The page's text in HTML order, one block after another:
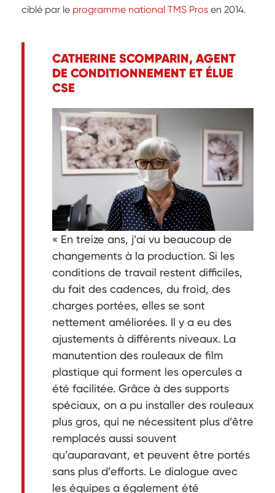
ciblé par le programme national TMS Pros en 2014.
CATHERINE SCOMPARIN, AGENT
DE CONDITIONNEMENT ET ÉLUE
CSE
« En treize ans, j’ai vu beaucoup de
changements à la production. Si les
conditions de travail restent difficiles,
du fait des cadences, du froid, des
charges portées, elles se sont
nettement améliorées. Il y a eu des
ajustements à différents niveaux. La
manutention des rouleaux de film
plastique qui forment les opercules a
été facilitée. Grâce à des supports
spéciaux, on a pu installer des rouleaux
plus gros, qui ne nécessitent plus d’être
remplacés aussi souvent
qu’auparavant, et peuvent être portés
sans plus d’efforts. Le dialogue avec
les équipes a également été